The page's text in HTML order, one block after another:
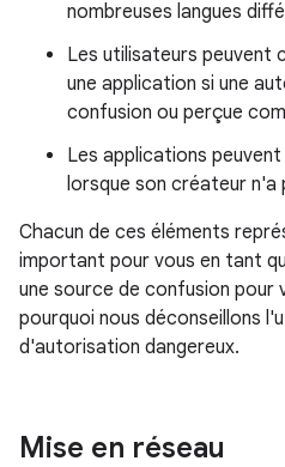
nombreuses langues
Les utilisateurs peuvent
une application si une
confusion ou perçue
Les applications
lorsque son créateur n'a
Chacun de ces éléments
important pour vous en tant
une source de confusion pour
pourquoi nous déconseillons
d'autorisation dangereux.
Mise en réseau